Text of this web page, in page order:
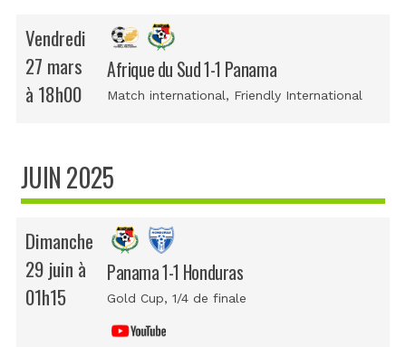
Vendredi
27 mars
à 18h00
Afrique du Sud 1-1 Panama
Match international, Friendly International
JUIN 2025
Dimanche
29 juin à
01h15
Panama 1-1 Honduras
Gold Cup, 1/4 de finale